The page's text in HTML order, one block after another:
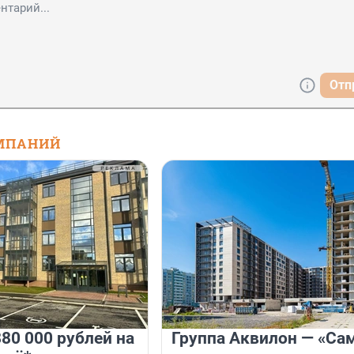
000 рублей на
Группа Аквилон —